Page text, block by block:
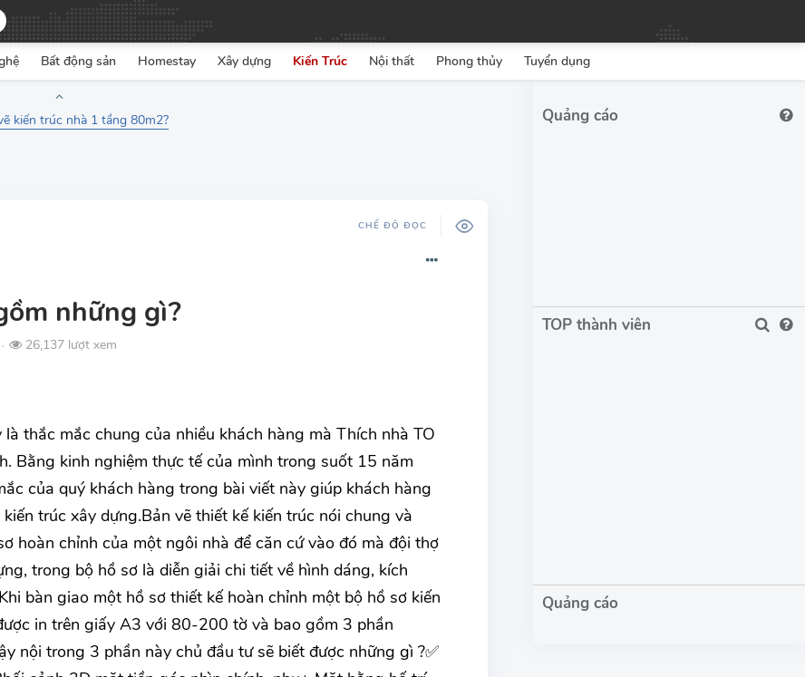
Bất động sản Homestay Xây dựng Kiến Trúc Nội thất Phong thủy Tuyển dụng
kiến trúc nhà 1 tầng 80m2?
CHẾ ĐỘ ĐỌC
những gì?
● 26,137 lượt xem
thắc mắc chung của nhiều khách hàng mà Thích nhà TO
Bằng kinh nghiệm thực tế của mình trong suốt 15 năm
của quý khách hàng trong bài viết này giúp khách hàng
trúc xây dựng.Bản vẽ thiết kế kiến trúc nói chung và
hoàn chỉnh của một ngôi nhà để căn cứ vào đó mà đội thợ
trong bộ hồ sơ là diễn giải chi tiết về hình dáng, kích
bàn giao một hồ sơ thiết kế hoàn chỉnh một bộ hồ sơ kiến
in trên giấy A3 với 80-200 tờ và bao gồm 3 phần
nội trong 3 phần này chủ đầu tư sẽ biết được những gì ?✅
TOP thành viên